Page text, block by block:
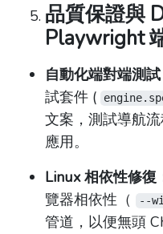
品質保證與
Playwright
自動化端對端測試
試套件 (
文案，測試導航
應用。
Linux 相依性修復
覽器相依性（
--
管道，以便無頭